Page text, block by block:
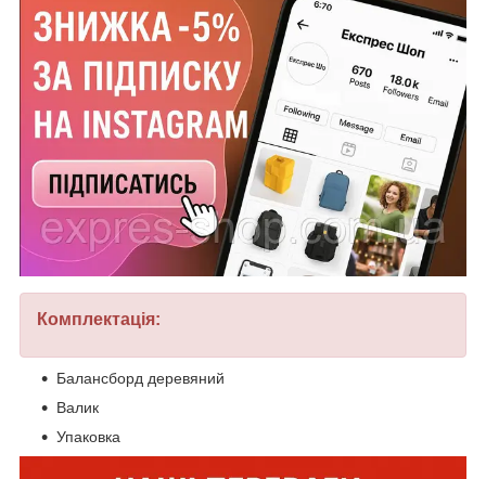
Комплектація:
Балансборд деревяний
Валик
Упаковка